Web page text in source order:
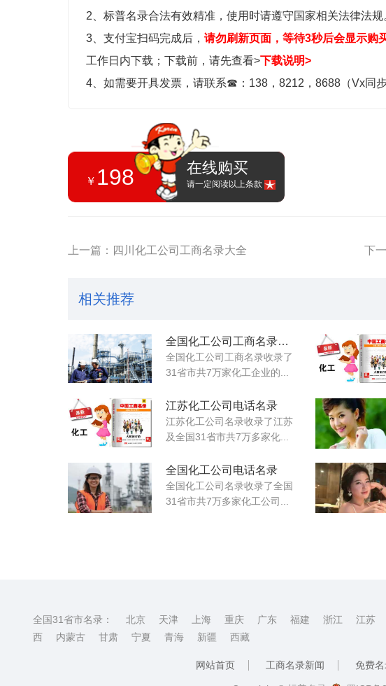
2、标普名录合法有效精准，使用时请遵守国家相关法律法规
3、支付宝扫码完成后， 请勿刷新页面，等待3秒后会显示购
工作日内下载； 下载前，请先查看>下载说明>
4、如需要开具发票，请联系☎ ：138，8212，8688（Vx同
￥ 198 在线购买
请一定阅读以上条款
上一篇：四川化工公司工商名录大全 下
相关推荐
全国化工公司工商名录大全
全国化工公司工商名录收录了
31省市共7万家化工企业的...
江苏化工公司电话名录
江苏化工公司名录收录了江苏
及全国31省市共7万多家化...
全国化工公司电话名录
全国化工公司名录收录了全国
31省市共7万多家化工公司...
全国31省市名录： 北京 天津 上海 重庆 广东 福建 浙江 江苏
西
内蒙古 甘肃 宁夏 青海 新疆 西藏
网站首页 工商名录新闻 免费